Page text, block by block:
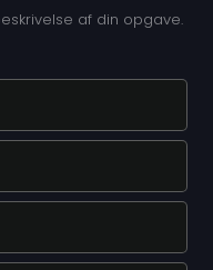
af din opgave.